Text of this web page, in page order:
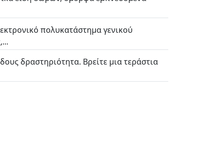
πολυκατάστημα γενικού
δραστηριότητα. Βρείτε μια τεράστια